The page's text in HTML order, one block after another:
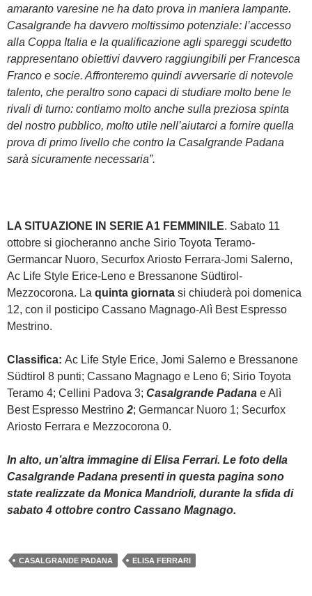
amaranto varesine ne ha dato prova in maniera lampante.
Casalgrande ha davvero moltissimo potenziale: l’accesso
alla Coppa Italia e la qualificazione agli spareggi scudetto
rappresentano obiettivi davvero raggiungibili per Francesca
Franco e socie. Affronteremo quindi avversarie di notevole
talento, che peraltro sono capaci di studiare molto bene le
rivali di turno: contiamo molto anche sulla preziosa spinta
del nostro pubblico, molto utile nell’aiutarci a fornire quella
prova di primo livello che contro la Casalgrande Padana
sarà sicuramente necessaria”.
LA SITUAZIONE IN SERIE A1 FEMMINILE. Sabato 11
ottobre si giocheranno anche Sirio Toyota Teramo-
Germancar Nuoro, Securfox Ariosto Ferrara-Jomi Salerno,
Ac Life Style Erice-Leno e Bressanone Südtirol-
Mezzocorona. La quinta giornata si chiuderà poi domenica
12, con il posticipo Cassano Magnago-Alì Best Espresso
Mestrino.
Classifica: Ac Life Style Erice, Jomi Salerno e Bressanone
Südtirol 8 punti; Cassano Magnago e Leno 6; Sirio Toyota
Teramo 4; Cellini Padova 3; Casalgrande Padana e Alì
Best Espresso Mestrino 2; Germancar Nuoro 1; Securfox
Ariosto Ferrara e Mezzocorona 0.
In alto, un’altra immagine di Elisa Ferrari. Le foto della
Casalgrande Padana presenti in questa pagina sono
state realizzate da Monica Mandrioli, durante la sfida di
sabato 4 ottobre contro Cassano Magnago.
CASALGRANDE PADANA ELISA FERRARI